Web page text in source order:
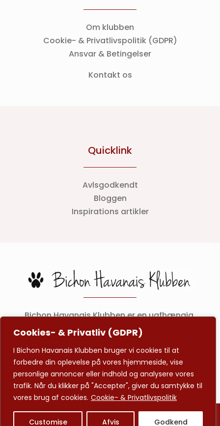
Cookies- & Privatliv (GDPR)
I Bichon Havanais Klubben bruger vi cookies til at
forbedre din oplevelse på vores hjemmeside, vise
personlige annoncer eller indhold og analysere vores
trafik. Når du klikker på "Accepter", giver du samtykke til
vores brug af cookies. Cookie- & Privatlivspolitik
Customise Afvis Godkend
Om klubben
Cookie- & Privatlivspolitik (GDPR)
Ansvar & Betingelser
Kontakt os
Quicklink
Avlsgodkendt
Bloggen
Inspirations artikler
Bichon Havanais Klubben er en uafhængig
klub som skal gøre det nemmere at finde
inspiration til den skønne lille hunderace.